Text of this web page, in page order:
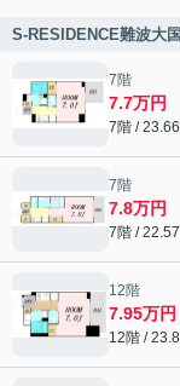
S-RESIDENCE難波大
7階
7.7万円
7階 /
7階
7.8万円
7階 /
12階
7.95万円
12階 /